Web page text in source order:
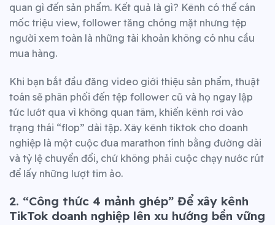
quan gì đến sản phẩm. Kết quả là gì? Kênh có thể cán
mốc triệu view, follower tăng chóng mặt nhưng tệp
người xem toàn là những tài khoản không có nhu cầu
mua hàng.
Khi bạn bắt đầu đăng video giới thiệu sản phẩm, thuật
toán sẽ phân phối đến tệp follower cũ và họ ngay lập
tức lướt qua vì không quan tâm, khiến kênh rơi vào
trạng thái “flop” dài tập. Xây kênh tiktok cho doanh
nghiệp là một cuộc đua marathon tính bằng đường dài
và tỷ lệ chuyển đổi, chứ không phải cuộc chạy nước rút
để lấy những lượt tim ảo.
2. “Công thức 4 mảnh ghép” Để xây kênh
TikTok doanh nghiệp lên xu hướng bền vững